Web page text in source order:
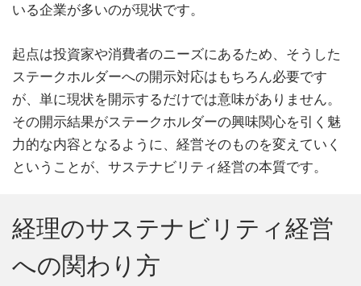
いる企業が多いのが現状です。
起点は投資家や消費者のニーズにあるため、そうした
ステークホルダーへの開示対応はもちろん必要です
が、単に現状を開示するだけでは意味がありません。
その開示結果がステークホルダーの興味関心を引く魅
力的な内容となるように、経営そのものを変えていく
ということが、サステナビリティ経営の本質です。
経理のサステナビリティ経営
への関わり方